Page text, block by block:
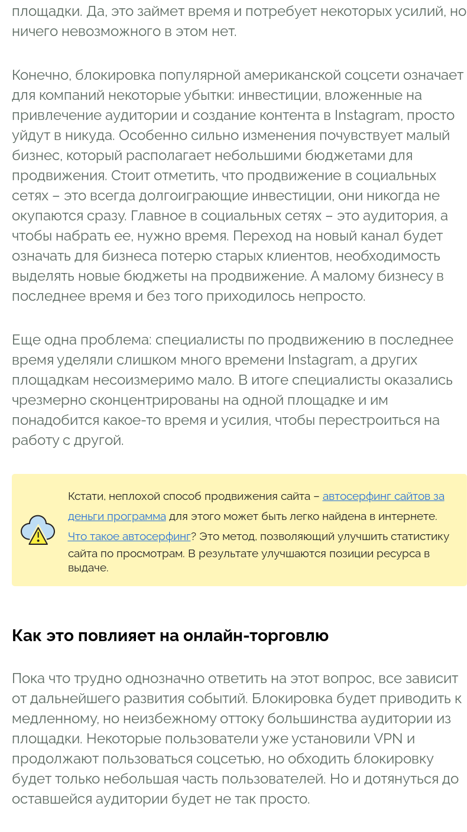
площадки. Да, это займет время и потребует некоторых усилий, но
ничего невозможного в этом нет.
Конечно, блокировка популярной американской соцсети означает
для компаний некоторые убытки: инвестиции, вложенные на
привлечение аудитории и создание контента в Instagram, просто
уйдут в никуда. Особенно сильно изменения почувствует малый
бизнес, который располагает небольшими бюджетами для
продвижения. Стоит отметить, что продвижение в социальных
сетях – это всегда долгоиграющие инвестиции, они никогда не
окупаются сразу. Главное в социальных сетях – это аудитория, а
чтобы набрать ее, нужно время. Переход на новый канал будет
означать для бизнеса потерю старых клиентов, необходимость
выделять новые бюджеты на продвижение. А малому бизнесу в
последнее время и без того приходилось непросто.
Еще одна проблема: специалисты по продвижению в последнее
время уделяли слишком много времени Instagram, а других
площадкам несоизмеримо мало. В итоге специалисты оказались
чрезмерно сконцентрированы на одной площадке и им
понадобится какое-то время и усилия, чтобы перестроиться на
работу с другой.
Кстати, неплохой способ продвижения сайта – автосерфинг сайтов за
деньги программа для этого может быть легко найдена в интернете.
Что такое автосерфинг? Это метод, позволяющий улучшить статистику
сайта по просмотрам. В результате улучшаются позиции ресурса в
выдаче.
Как это повлияет на онлайн-торговлю
Пока что трудно однозначно ответить на этот вопрос, все зависит
от дальнейшего развития событий. Блокировка будет приводить к
медленному, но неизбежному оттоку большинства аудитории из
площадки. Некоторые пользователи уже установили VPN и
продолжают пользоваться соцсетью, но обходить блокировку
будет только небольшая часть пользователей. Но и дотянуться до
оставшейся аудитории будет не так просто.